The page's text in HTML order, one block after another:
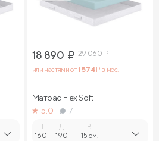
18 890 ₽ 29 060₽
или частями от1 574₽ в мес.
Матрас Flex Soft
5.0
7
160 -
Д.
190 -
В.
15 см.